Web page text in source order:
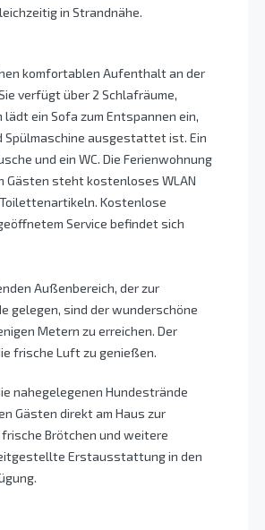
in Strandnähe.
komfortablen Aufenthalt an der
verfügt über 2 Schlafräume,
ein Sofa zum Entspannen ein,
Spülmaschine ausgestattet ist. Ein
und ein WC. Die Ferienwohnung
Gästen steht kostenloses WLAN
Kostenlose
Service befindet sich
Außenbereich, der zur
gelegen, sind der wunderschöne
Metern zu erreichen. Der
frische Luft zu genießen.
nahegelegenen Hundestrände
Gästen direkt am Haus zur
Brötchen und weitere
Erstausstattung in den